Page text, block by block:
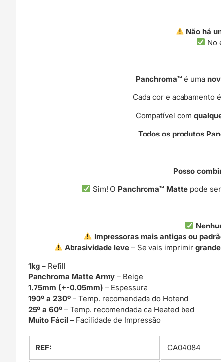
Não há
No
Panchroma™ é uma
Cada cor e acabamento
Compatível com
Todos os produtos
Posso
Sim! O Panchroma™ Mattepode
Impressoras mais antigas ou
Abrasividade leve – Se vais imprimir
1kg – Refill
Panchroma Matte Army– Beige
1.75mm (+-0.05mm)– Espessura
190º a 230º– Temp. recomendada do Hotend
25º a 60º– Temp. recomendada da Heated bed
Muito Fácil – Facilidade de Impressão
REF: CA04084